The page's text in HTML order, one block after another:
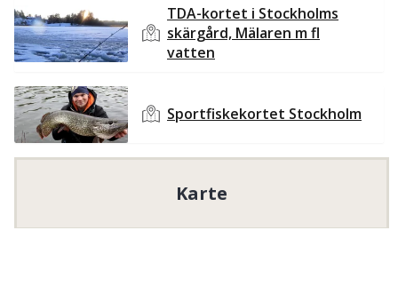
få stora exemplar av både gädda, gös och
abborre. En bra fiskeplats för abborre och
gös i sjön är kring de steniga partierna vid
grynnan i sjöns östra del medan gäddan
låter sig fångas längs med sjöns långa
vasskanter.
Bra vinterfiske från is.
komma åt att fiska i större områden av
TDA-kortet i Stockholms
skärgård, Mälaren m fl
vatten
Sportfiskekortet Stockholm
Karte